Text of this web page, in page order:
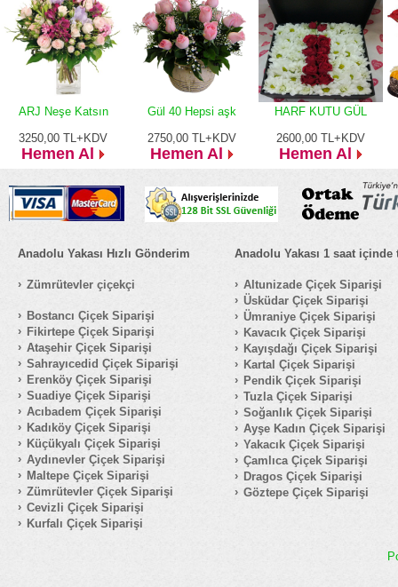
ARJ Neşe Katsın
3250,00 TL+KDV
Hemen Al
Gül 40 Hepsi aşk
2750,00 TL+KDV
Hemen Al
HARF KUTU GÜL
2600,00 TL+KDV
Hemen Al
Anadolu Yakası Hızlı Gönderim
Zümrütevler çiçekçi
Bostancı Çiçek Siparişi
Fikirtepe Çiçek Siparişi
Ataşehir Çiçek Siparişi
Sahrayıcedid Çiçek Siparişi
Erenköy Çiçek Siparişi
Suadiye Çiçek Siparişi
Acıbadem Çiçek Siparişi
Kadıköy Çiçek Siparişi
Küçükyalı Çiçek Siparişi
Aydınevler Çiçek Siparişi
Maltepe Çiçek Siparişi
Zümrütevler Çiçek Siparişi
Cevizli Çiçek Siparişi
Kurfalı Çiçek Siparişi
Anadolu Yakası 1 saat içinde
Altunizade Çiçek Siparişi
Üsküdar Çiçek Siparişi
Ümraniye Çiçek Siparişi
Kavacık Çiçek Siparişi
Kayışdağı Çiçek Siparişi
Kartal Çiçek Siparişi
Pendik Çiçek Siparişi
Tuzla Çiçek Siparişi
Soğanlık Çiçek Siparişi
Ayşe Kadın Çiçek Siparişi
Yakacık Çiçek Siparişi
Çamlıca Çiçek Siparişi
Dragos Çiçek Siparişi
Göztepe Çiçek Siparişi